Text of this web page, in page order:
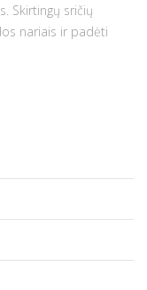
Skirtingų sričių
nariais ir padėti